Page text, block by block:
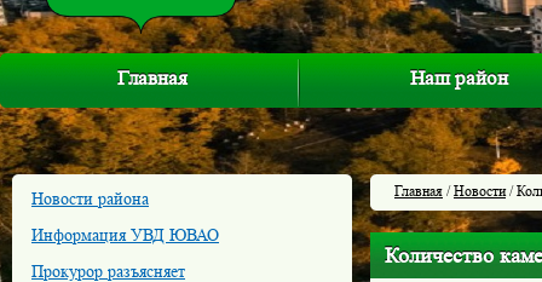
Главная Наш район
Новости района
Информация УВД ЮВАО
Прокурор разъясняет
Главная /Новости/
Количество